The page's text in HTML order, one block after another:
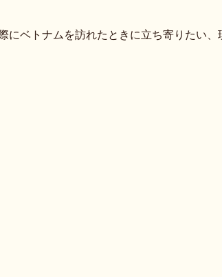
にベトナムを訪れたときに立ち寄りたい